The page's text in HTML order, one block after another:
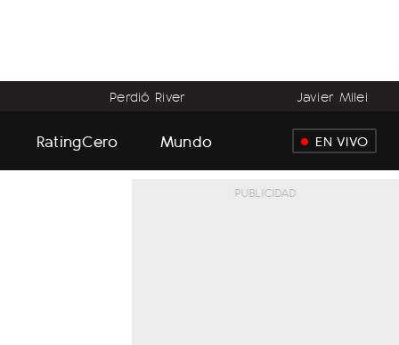
Perdió River Javier Milei
RatingCero Mundo EN VIVO